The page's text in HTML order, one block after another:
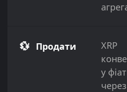
💱 Продати
XRP
у
через